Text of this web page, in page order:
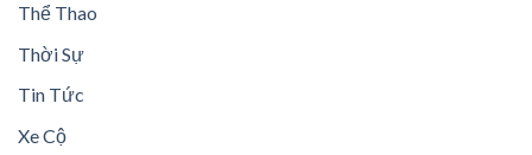
Thể Thao
Thời Sự
Tin Tức
Xe Cộ